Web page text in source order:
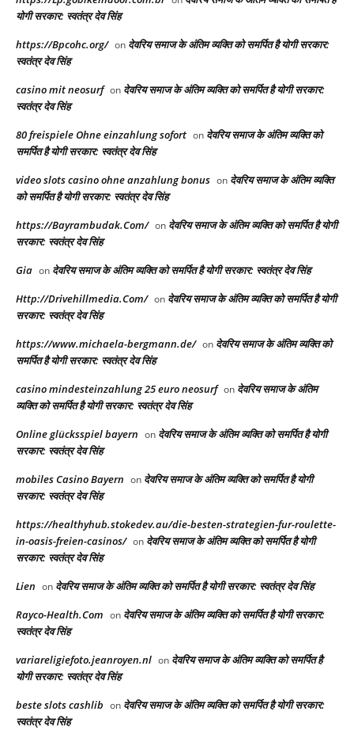
योगी सरकार: स्वतंत्र देव सिंह
https://Bpcohc.org/ on देवरिय समाज के अंतिम व्यक्ति को समर्पित है योगी सरकार:
स्वतंत्र देव सिंह
casino mit neosurf on देवरिय समाज के अंतिम व्यक्ति को समर्पित है योगी सरकार:
स्वतंत्र देव सिंह
80 freispiele Ohne einzahlung sofort on देवरिय समाज के अंतिम व्यक्ति को
समर्पित है योगी सरकार: स्वतंत्र देव सिंह
video slots casino ohne anzahlung bonus on देवरिय समाज के अंतिम व्यक्ति
को समर्पित है योगी सरकार: स्वतंत्र देव सिंह
https://Bayrambudak.Com/ on देवरिय समाज के अंतिम व्यक्ति को समर्पित है योगी
सरकार: स्वतंत्र देव सिंह
Gia on देवरिय समाज के अंतिम व्यक्ति को समर्पित है योगी सरकार: स्वतंत्र देव सिंह
Http://Drivehillmedia.Com/ on देवरिय समाज के अंतिम व्यक्ति को समर्पित है योगी
सरकार: स्वतंत्र देव सिंह
https://www.michaela-bergmann.de/ on देवरिय समाज के अंतिम व्यक्ति को
समर्पित है योगी सरकार: स्वतंत्र देव सिंह
casino mindesteinzahlung 25 euro neosurf on देवरिय समाज के अंतिम
व्यक्ति को समर्पित है योगी सरकार: स्वतंत्र देव सिंह
Online glücksspiel bayern on देवरिय समाज के अंतिम व्यक्ति को समर्पित है योगी
सरकार: स्वतंत्र देव सिंह
mobiles Casino Bayern on देवरिय समाज के अंतिम व्यक्ति को समर्पित है योगी
सरकार: स्वतंत्र देव सिंह
https://healthyhub.stokedev.au/die-besten-strategien-fur-roulette-
in-oasis-freien-casinos/ on देवरिय समाज के अंतिम व्यक्ति को समर्पित है योगी
सरकार: स्वतंत्र देव सिंह
Lien on देवरिय समाज के अंतिम व्यक्ति को समर्पित है योगी सरकार: स्वतंत्र देव सिंह
Rayco-Health.Com on देवरिय समाज के अंतिम व्यक्ति को समर्पित है योगी सरकार:
स्वतंत्र देव सिंह
variareligiefoto.jeanroyen.nl on देवरिय समाज के अंतिम व्यक्ति को समर्पित है
योगी सरकार: स्वतंत्र देव सिंह
beste slots cashlib on देवरिय समाज के अंतिम व्यक्ति को समर्पित है योगी सरकार:
स्वतंत्र देव सिंह